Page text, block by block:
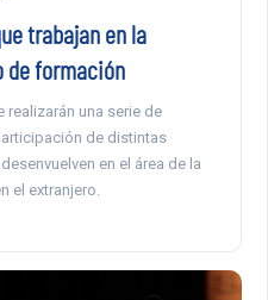
trabajan en la
de formación
realizarán una serie de
de distintas
en el área de la
el extranjero.